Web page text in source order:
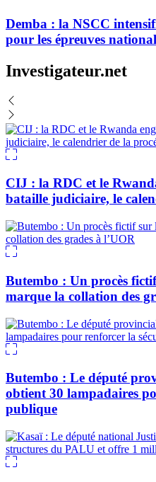
Demba : la NSCC
pour les épreuves
Investigateur.net
CIJ : la RDC et le
bataille judiciaire, le
Butembo : Un procès
marque la collation des
Butembo : Le député
obtient 30 lampadaires
publique